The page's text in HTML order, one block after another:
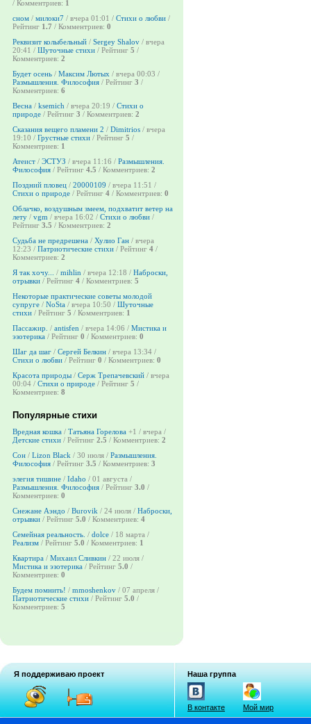
/ Комментриев: 1
сном / милоки7 / вчера 01:01 / Стихи о любви /
Рейтинг 1.7 / Комментриев: 0
Реквизит колыбельный / Sergey Shalov / вчера
20:41 / Шуточные стихи / Рейтинг 5 /
Комментриев: 2
Будет осень / Максим Лютых / вчера 00:03 /
Размышления. Философия / Рейтинг 3 /
Комментриев: 6
Весна / ksemich / вчера 20:19 / Стихи о
природе / Рейтинг 3 / Комментриев: 2
Сказания вещего пламени 2 / Dimitrios / вчера
19:10 / Грустные стихи / Рейтинг 5 /
Комментриев: 1
Атеист / ЭСТУЗ / вчера 11:16 / Размышления.
Философия / Рейтинг 4.5 / Комментриев: 2
Поздний пловец / 20000109 / вчера 11:51 /
Стихи о природе / Рейтинг 4 / Комментриев: 0
Облачко, воздушным змеем, подхватит ветер на
лету / vgm / вчера 16:02 / Стихи о любви /
Рейтинг 3.5 / Комментриев: 2
Судьба не предрешена / Хулио Ган / вчера
12:23 / Патриотические стихи / Рейтинг 4 /
Комментриев: 2
Я так хочу...
/ mihlin / вчера 12:18 / Наброски,
отрывки / Рейтинг 4 / Комментриев: 5
Некоторые практические советы молодой
супруге / NoSta / вчера 10:50 / Шуточные
стихи / Рейтинг 5 / Комментриев: 1
Пассажир. / antisfen / вчера 14:06 / Мистика и
эзотерика / Рейтинг 0 / Комментриев: 0
Шаг да шаг / Сергей Белкин / вчера 13:34 /
Стихи о любви / Рейтинг 0 / Комментриев: 0
Красота природы / Серж Трепачевский / вчера
00:04 / Стихи о природе / Рейтинг 5 /
Комментриев: 8
Популярные стихи
Вредная кошка / Татьяна Горелова +1 / вчера /
Детские стихи / Рейтинг 2.5 / Комментриев: 2
Сон / Lizon Black / 30 июля / Размышления.
Философия / Рейтинг 3.5 / Комментриев: 3
элегия тишине / Idaho / 01 августа /
Размышления. Философия / Рейтинг 3.0 /
Комментриев: 0
Снежане Аэндо / Burovik / 24 июля / Наброски,
отрывки / Рейтинг 5.0 / Комментриев: 4
Семейная реальность. / dolce / 18 марта /
Реализм / Рейтинг 5.0 / Комментриев: 1
Квартира / Михаил Сливкин / 22 июля /
Мистика и эзотерика / Рейтинг 5.0 /
Комментриев: 0
Будем помнить! / mmoshenkov / 07 апреля /
Патриотические стихи / Рейтинг 5.0 /
Комментриев: 5
Я поддерживаю проект Наша группа
В контакте Мой мир